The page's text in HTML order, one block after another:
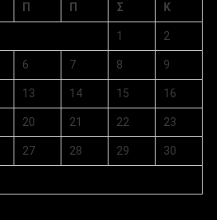
Π Π Σ Κ
1 2
6 7 8 9
13 14 15 16
20 21 22 23
27 28 29 30